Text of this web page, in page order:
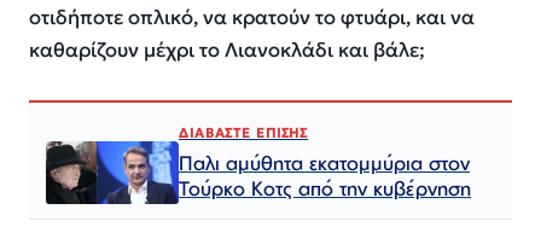
οτιδήποτε οπλικό, να κρατούν το φτυάρι, και να
καθαρίζουν μέχρι το Λιανοκλάδι και βάλε;
ΔΙΑΒΑΣΤΕ ΕΠΙΣΗΣ
Παλι αμύθητα εκατομμύρια στον
Τούρκο Κοτς από την κυβέρνηση